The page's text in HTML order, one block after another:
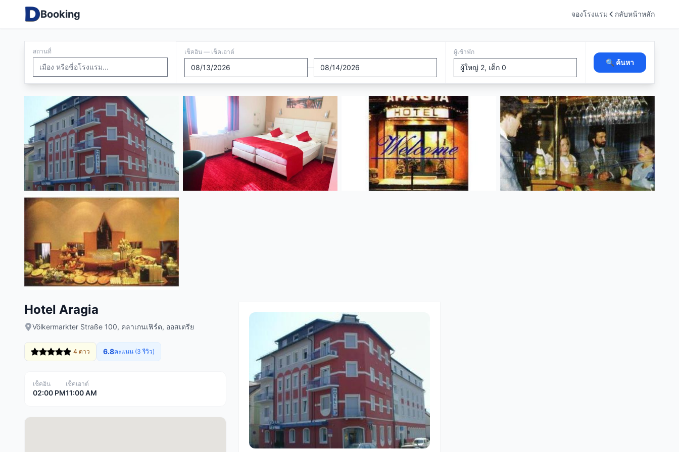
Booking จองโรงแรม กลับหน้าหลัก
สถานที่ เช็คอิน — เช็คเอาต์
—
ผู้เข้าพัก
🔍 ค้นหา
Hotel Aragia
Völkermarkter Straße 100, คลาเกนเฟิร์ต, ออสเตรีย
4 ดาว 6.8คะแนน (3 รีวิว)
เช็คอิน
02:00 PM
เช็คเอาต์
11:00 AM